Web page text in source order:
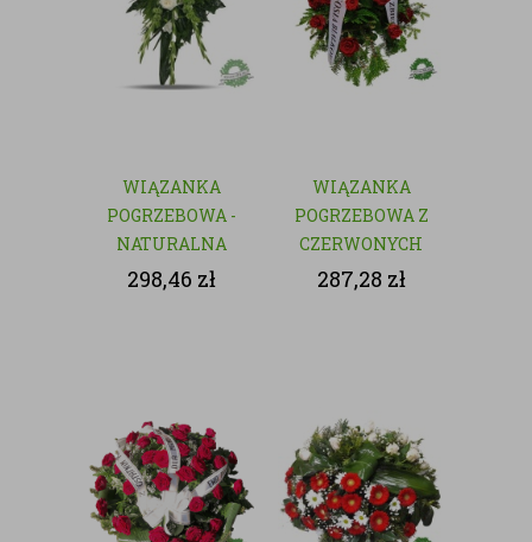
WIĄZANKA
POGRZEBOWA -
NATURALNA
298,46 zł
WIĄZANKA
POGRZEBOWA Z
CZERWONYCH
KWIATÓW
287,28 zł